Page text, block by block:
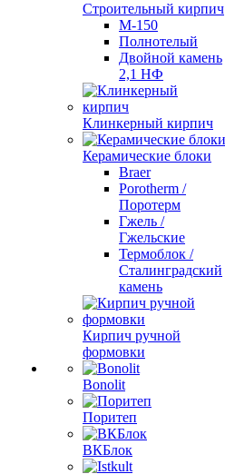
Строительный кирпич
М-150
Полнотелый
Двойной камень
2,1 НФ
Клинкерный кирпич
Керамические блоки
Braer
Porotherm /
Поротерм
Гжель /
Гжельские
Термоблок /
Сталинградский
камень
Кирпич ручной
формовки
Bonolit
Поритеп
ВКБлок